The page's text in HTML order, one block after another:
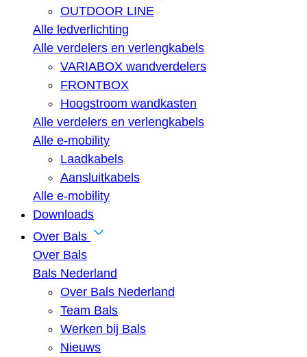
OUTDOOR LINE
Alle ledverlichting
Alle verdelers en verlengkabels
VARIABOX wandverdelers
FRONTBOX
Hoogstroom wandkasten
Alle verdelers en verlengkabels
Alle e-mobility
Laadkabels
Aansluitkabels
Alle e-mobility
Downloads
Over Bals
Over Bals
Bals Nederland
Over Bals Nederland
Team Bals
Werken bij Bals
Nieuws